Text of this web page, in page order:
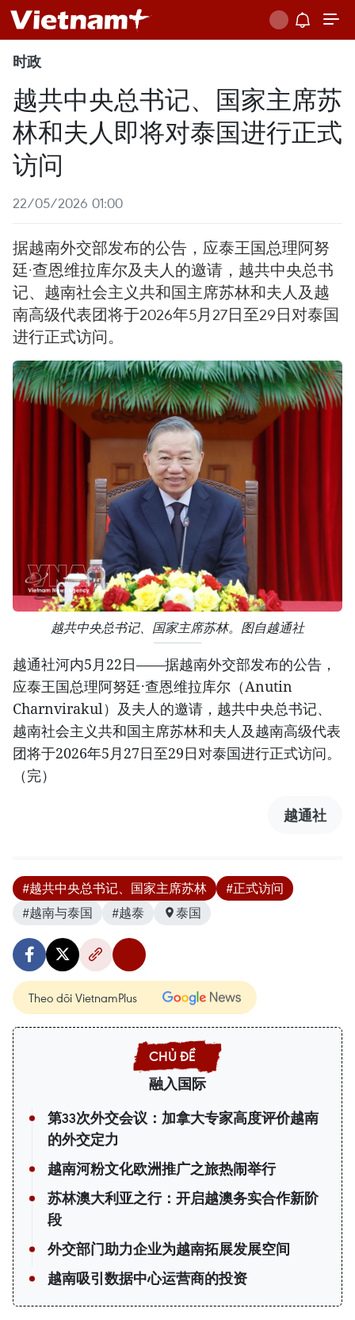
时政
越共中央总书记、国家主席苏
林和夫人即将对泰国进行正式
访问
22/05/2026 01:00
据越南外交部发布的公告，应泰王国总理阿努
廷·查恩维拉库尔及夫人的邀请，越共中央总书
记、越南社会主义共和国主席苏林和夫人及越
南高级代表团将于2026年5月27日至29日对泰国
进行正式访问。
越共中央总书记、国家主席苏林。图自越通社
越通社河内5月22日——据越南外交部发布的公告，
应泰王国总理阿努廷·查恩维拉库尔（Anutin
Charnvirakul）及夫人的邀请，越共中央总书记、
越南社会主义共和国主席苏林和夫人及越南高级代表
团将于2026年5月27日至29日对泰国进行正式访问。
（完）
越通社
#越共中央总书记、国家主席苏林
#正式访问
#越南与泰国
#越泰 泰国
Theo dõi VietnamPlus
融入国际
第33次外交会议：加拿大专家高度评价越南
的外交定力
越南河粉文化欧洲推广之旅热闹举行
苏林澳大利亚之行：开启越澳务实合作新阶
段
外交部门助力企业为越南拓展发展空间
越南吸引数据中心运营商的投资